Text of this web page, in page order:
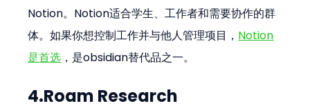
Notion。Notion适合学生、工作者和需要协作的群
体。如果你想控制工作并与他人管理项目， Notion
是首选 ，是obsidian替代品之一。
4.Roam Research